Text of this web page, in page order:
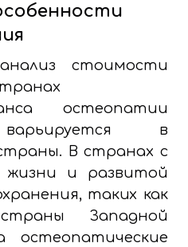
стоимости
остеопатии
в
В странах с
жизни и развитой
таких как
Западной